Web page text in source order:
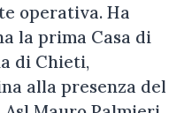
operativa. Ha
la prima Casa di
di Chieti,
alla presenza del